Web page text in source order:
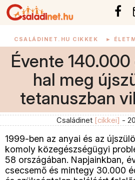
CSALÁDINET.HU CIKKEK ►
Évente
hal meg
tetanuszban
Családinet [cikkei] -
1999-ben az anyai és az
komoly közegészségügyi
58 országában. Napjainkban,
csecsemő és mintegy 30.000